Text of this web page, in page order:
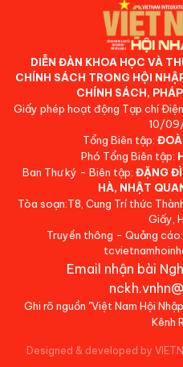
DIỄN ĐÀN KHOA HỌC VÀ
CHÍNH SÁCH TRONG HỘI
CHÍNH SÁCH,
Giấy phép hoạt động Tạp chí
10/09/
Tổng Biên tập:
Phó Tổng Biên tập:
Ban Thư ký - Biên tập: ĐẶNG
HÀ, NHẬT
Tòa soạn:T8, Cung Trí thức
Giấy,
Truyền thông - Quảng cáo:
Email nhận bài
Ghi rõ nguồn "Việt Nam Hội
Kênh
Designed & developed by